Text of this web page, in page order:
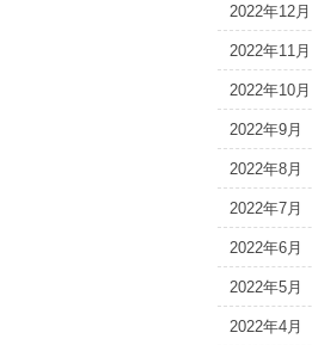
2022年12月
2022年11月
2022年10月
2022年9月
2022年8月
2022年7月
2022年6月
2022年5月
2022年4月